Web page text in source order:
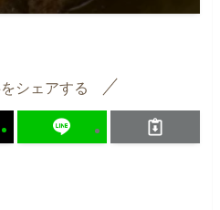
シェアする